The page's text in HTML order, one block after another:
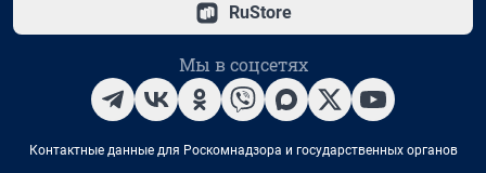
RuStore
Мы в соцсетях
Контактные данные для Роскомнадзора и государственных органов